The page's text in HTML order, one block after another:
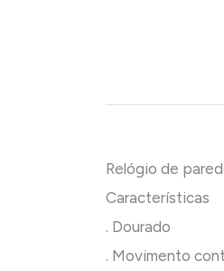
Relógio de
Características
. Dourado
. Movimento